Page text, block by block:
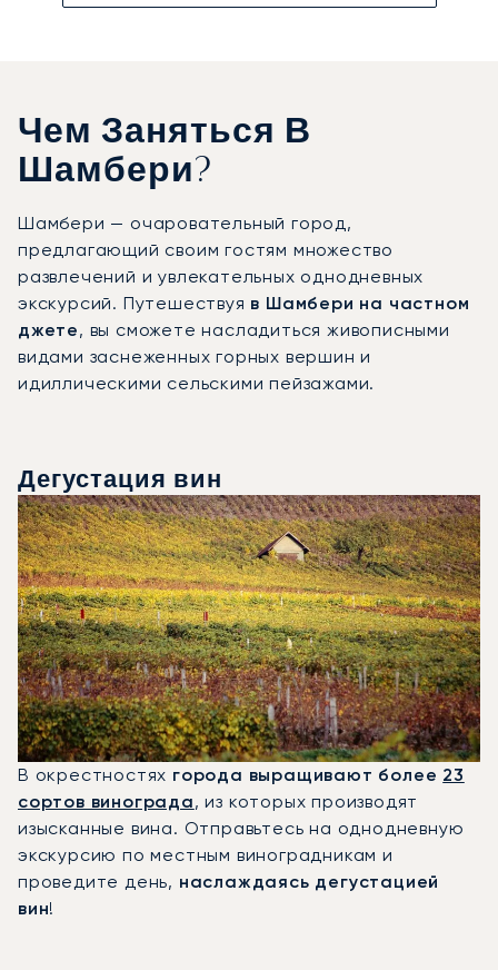
Чем Заняться В
Шамбери?
Шамбери — очаровательный город,
предлагающий своим гостям множество
развлечений и увлекательных однодневных
экскурсий. Путешествуя в Шамбери на частном
джете, вы сможете насладиться живописными
видами заснеженных горных вершин и
идиллическими сельскими пейзажами.
Дегустация вин
В окрестностях города выращивают более 23
сортов винограда, из которых производят
изысканные вина. Отправьтесь на однодневную
экскурсию по местным виноградникам и
проведите день, наслаждаясь дегустацией
вин!